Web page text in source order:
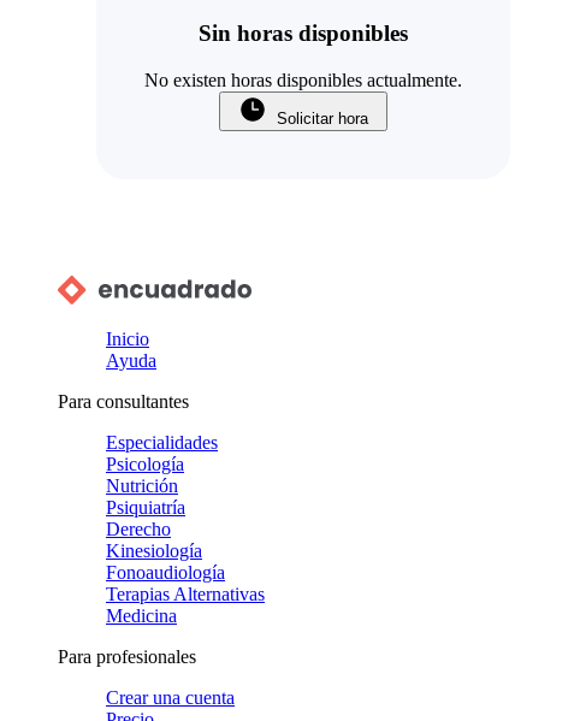
Sin horas disponibles
No existen horas disponibles actualmente.
Solicitar hora
Inicio
Ayuda
Para consultantes
Especialidades
Psicología
Nutrición
Psiquiatría
Derecho
Kinesiología
Fonoaudiología
Terapias Alternativas
Medicina
Para profesionales
Crear una cuenta